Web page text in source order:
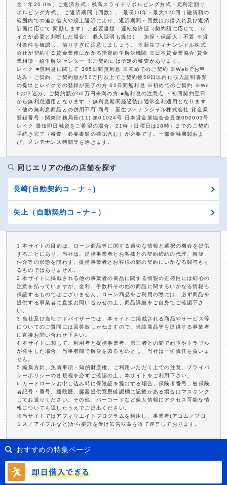
金：年20.0%、ご返済方式：残高スライドリボルビング方式・元利定額リ
ボルビング方式、 ご返済期間（回数）、 最長10年・最大120回（融資額の
範囲内での追加借入や繰上返済により、返済期間・回数はお借入れ及び返済
計画に応じて 変動します）、必要書類：運転免許証（契約額に応じて、レ
イクが必要と判断した場合、 収入証明も提出）、担保・保証人：不要 ※貸
付条件を確認し、借りすぎに注意しましょう。 ※新生フィナンシャル株式
会社が契約する貸金業務にかかる指定紛争解決機関 ※日本貸金業協会 貸金
業相談・紛争解決センター ※ご契約には所定の審査があります。
レイク ■無利息に関して 365日間無利息 ※初めてのご契約 ※Webでお申
込み・ご契約、ご契約額が50万円以上でご契約後59日以内に収入証明書類
の提出とレイクでの登録が完了の方 60日間無利息 ※初めてのご契約 ※We
bお申込み、ご契約額が50万円未満の方 ■無利息の注意点 ・初回契約翌日
から無利息適用となります ・無利息期間経過後は通常金利適用となります
・他の無利息商品との併用不可 商号：新生フィナンシャル株式会社 貸金業
登録番号：関東財務局長(11) 第01024号 日本貸金業協会会員第000003号
レイク 最短即日融資をご希望の場合、21時（日曜日は18時）までのご契約
手続き完了（審査・必要書類の確認含む）が必要です。一部金融機関およ
び、メンテナンス時間等を除きます。
同じエリアの他の店舗を探す
長崎(自動契約コ－ナ－)
矢上（自動契約コ－ナ－）
1.本サイトの目的は、ローン商品等に関する適切な情報と選択の機会を提供
することにあり、当社は、提携事業者とお客様との契約締結の代理、斡旋、
仲介等の形態を問わず、提携事業者とお客様の間の契約にいかなる関与もす
るものではありません。
2.本サイトに掲載される他の事業者の商品に関する情報の正確性には細心の
注意を払っていますが、金利、手数料その他の商品に関するいかなる情報も
保証するものではございません。ローン商品をご利用の際には、必ず商品を
提供する事業者に直接お問い合わせの上、商品詳細をご自身でご確認下さ
い。
3.当社及び当社アドバイザーでは、本サイトに掲載される商品やサービス等
についてのご質問には回答致しかねますので、当該商品等を提供する事業者
に直接お問い合わせ下さい。
4.本サイトに関して、利用者と提携事業者、第三者との間で紛争やトラブル
が発生した場合、当事者間で解決を図るものとし、当社は一切責任を負いま
せん。
5.編集方針、免責事項・知的財産権、ご利用いただく上での注意、プライバ
シーポリシーの各規程を必ずご確認の上、本サイトをご利用下さい。
6.カードローンお申し込み時に保険証を提出する場合、保険者番号、被保険
者記号・番号、通院歴、臓器提供意思確認欄に記載がある場合はマスキング
してお送りください。その他、バーコードなど個人情報にアクセス可能な情
報についても隠したうえでご提出ください。
※当サイトではアフィリエイトプログラムを利用し、事業者(アコム／プロ
ミス／アイフルなど)から委託を受け広告収益を得て運営しております。
おすすめの特集ページ